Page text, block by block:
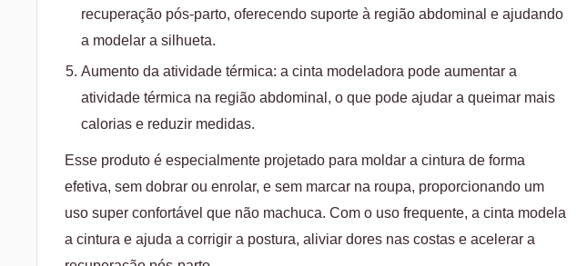
recuperação pós-parto, oferecendo suporte à região abdominal e ajudando
a modelar a silhueta.
Aumento da atividade térmica: a cinta modeladora pode aumentar a
atividade térmica na região abdominal, o que pode ajudar a queimar mais
calorias e reduzir medidas.
Esse produto é especialmente projetado para moldar a cintura de forma
efetiva, sem dobrar ou enrolar, e sem marcar na roupa, proporcionando um
uso super confortável que não machuca. Com o uso frequente, a cinta modela
a cintura e ajuda a corrigir a postura, aliviar dores nas costas e acelerar a